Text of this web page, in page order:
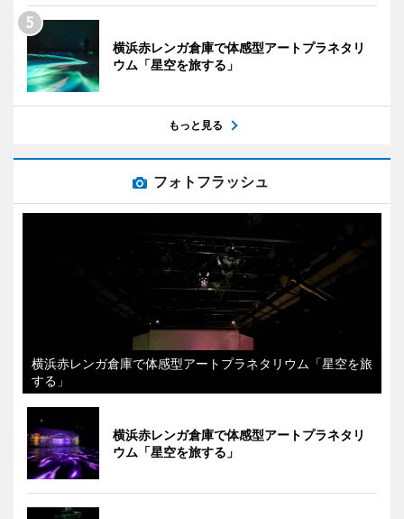
横浜赤レンガ倉庫で体感型アートプラネタリ
ウム「星空を旅する」
もっと見る
フォトフラッシュ
横浜赤レンガ倉庫で体感型アートプラネタリウム「星空を旅
する」
横浜赤レンガ倉庫で体感型アートプラネタリ
ウム「星空を旅する」